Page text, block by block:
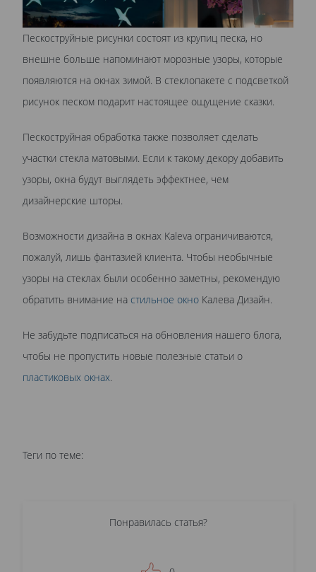
Пескоструйные рисунки состоят из крупиц песка, но
внешне больше напоминают морозные узоры, которые
появляются на окнах зимой. В стеклопакете с подсветкой
рисунок песком подарит настоящее ощущение сказки.
Пескоструйная обработка также позволяет сделать
участки стекла матовыми. Если к такому декору добавить
узоры, окна будут выглядеть эффектнее, чем
дизайнерские шторы.
Возможности дизайна в окнах Kaleva ограничиваются,
пожалуй, лишь фантазией клиента. Чтобы необычные
узоры на стеклах были особенно заметны, рекомендую
обратить внимание на стильное окно Калева Дизайн.
Не забудьте подписаться на обновления нашего блога,
чтобы не пропустить новые полезные статьи о
пластиковых окнах.
Теги по теме:
Понравилась статья?